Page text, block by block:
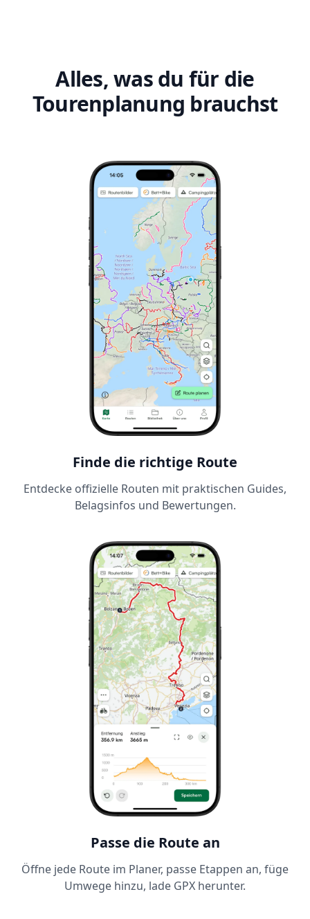
Alles, was du für die
Tourenplanung brauchst
Finde die richtige Route
Entdecke offizielle Routen mit praktischen Guides,
Belagsinfos und Bewertungen.
Passe die Route an
Öffne jede Route im Planer, passe Etappen an, füge
Umwege hinzu, lade GPX herunter.